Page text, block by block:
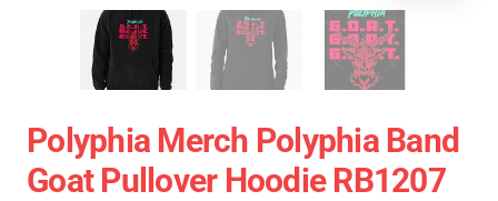
Polyphia Merch Polyphia Band
Goat Pullover Hoodie RB1207